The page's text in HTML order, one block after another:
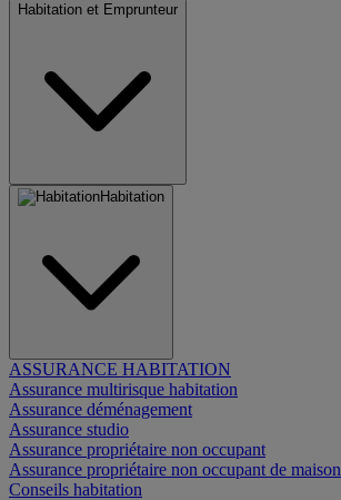
Habitation et Emprunteur
Habitation
ASSURANCE HABITATION
Assurance multirisque habitation
Assurance déménagement
Assurance studio
Assurance propriétaire non occupant
Assurance propriétaire non occupant de maison
Conseils habitation